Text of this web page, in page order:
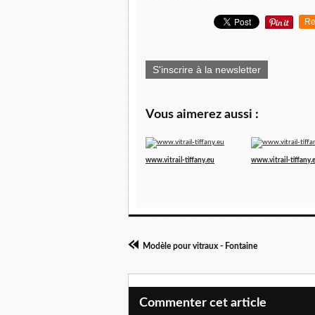
S'inscrire à la newsletter
Vous aimerez aussi :
www.vitrail-tiffany.eu
www.vitrail-
Modèle pour vitraux - Fontaine
Commenter cet article